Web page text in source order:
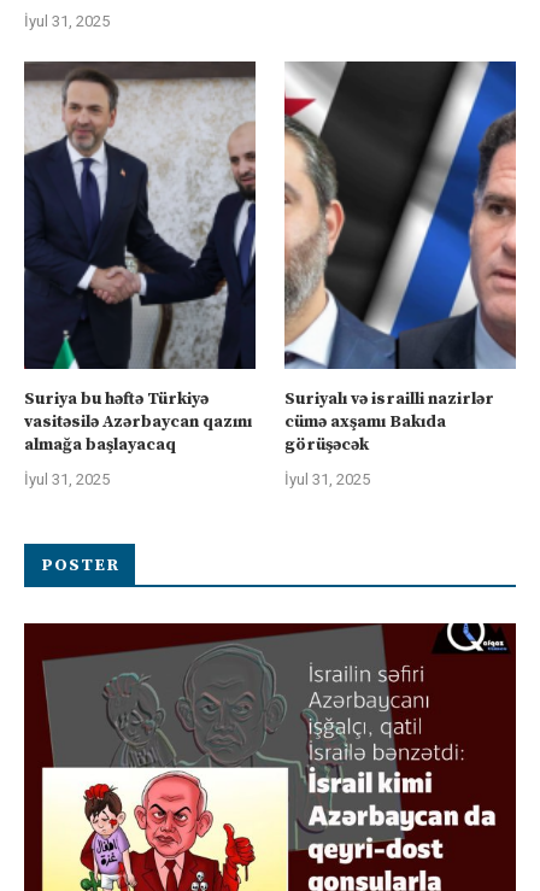
İyul 31, 2025
Suriya bu həftə Türkiyə
vasitəsilə Azərbaycan qazını
almağa başlayacaq
İyul 31, 2025
Suriyalı və israilli nazirlər
cümə axşamı Bakıda
görüşəcək
İyul 31, 2025
POSTER